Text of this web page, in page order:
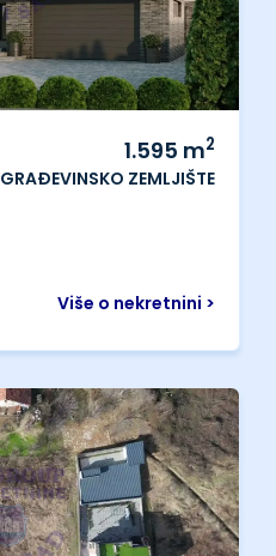
1.595 m2
GRAĐEVINSKO ZEMLJIŠTE
Više o nekretnini >